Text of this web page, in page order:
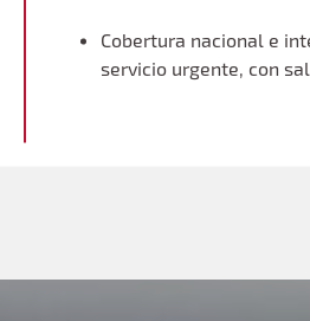
Cobertura nacional e
servicio urgente, con